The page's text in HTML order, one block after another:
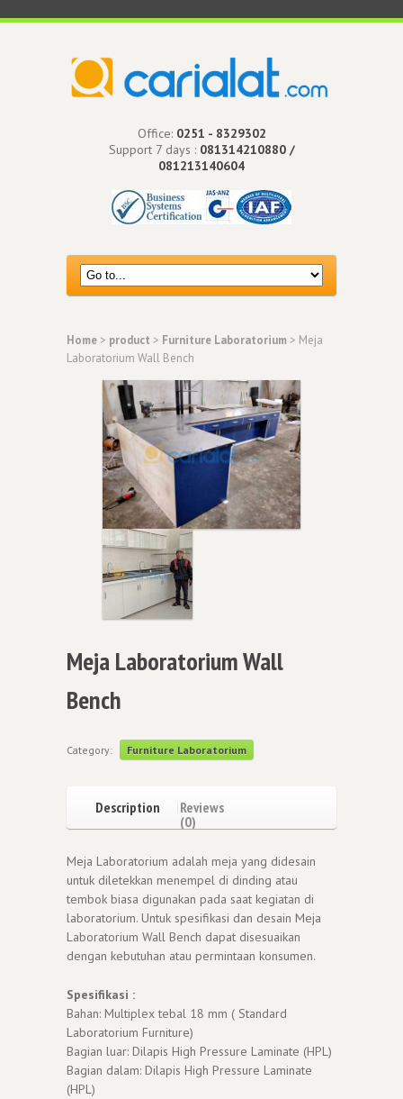
Office: 0251 - 8329302
Support 7 days : 081314210880 /
081213140604
Home > product > Furniture Laboratorium > Meja
Laboratorium Wall Bench
Meja Laboratorium Wall
Bench
Category: Furniture Laboratorium
Description
Reviews
(0)
Meja Laboratorium adalah meja yang didesain
untuk diletekkan menempel di dinding atau
tembok biasa digunakan pada saat kegiatan di
laboratorium. Untuk spesifikasi dan desain Meja
Laboratorium Wall Bench dapat disesuaikan
dengan kebutuhan atau permintaan konsumen.
Spesifikasi :
Bahan: Multiplex tebal 18 mm ( Standard
Laboratorium Furniture)
Bagian luar: Dilapis High Pressure Laminate (HPL)
Bagian dalam: Dilapis High Pressure Laminate
(HPL)